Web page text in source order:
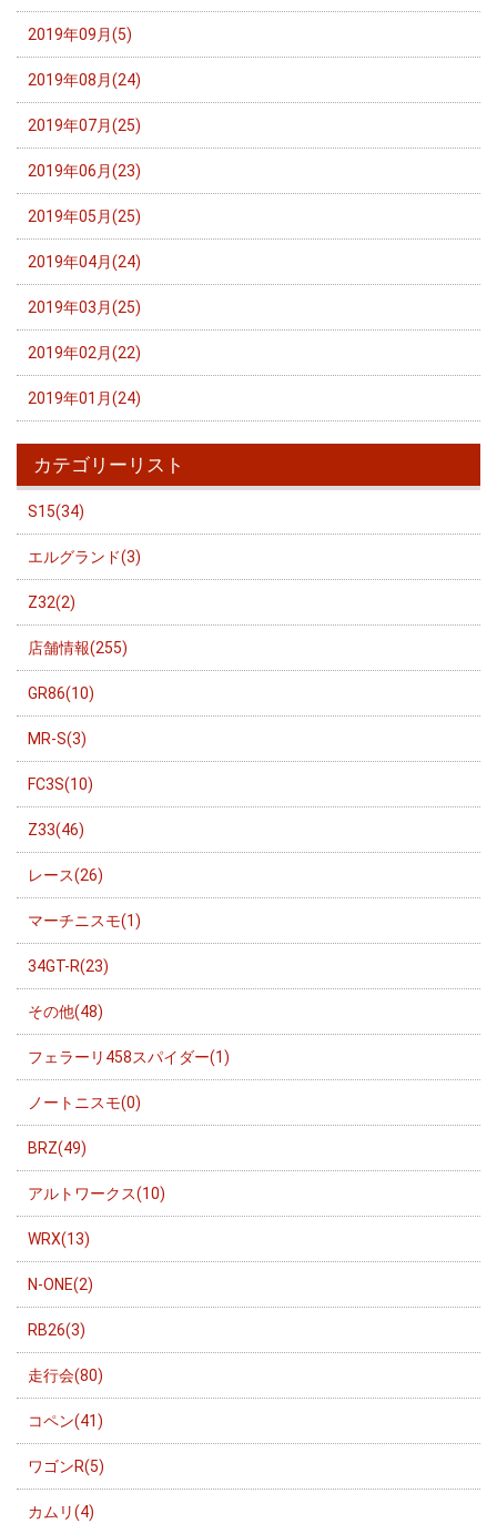
2019年09月(5)
2019年08月(24)
2019年07月(25)
2019年06月(23)
2019年05月(25)
2019年04月(24)
2019年03月(25)
2019年02月(22)
2019年01月(24)
カテゴリーリスト
S15(34)
エルグランド(3)
Z32(2)
店舗情報(255)
GR86(10)
MR-S(3)
FC3S(10)
Z33(46)
レース(26)
マーチニスモ(1)
34GT-R(23)
その他(48)
フェラーリ458スパイダー(1)
ノートニスモ(0)
BRZ(49)
アルトワークス(10)
WRX(13)
N-ONE(2)
RB26(3)
走行会(80)
コペン(41)
ワゴンR(5)
カムリ(4)